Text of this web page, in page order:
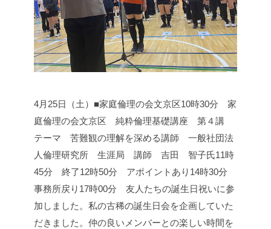
4月25日（土）■家庭倫理の会文京区10時30分 家
庭倫理の会文京区 純粋倫理基礎講座 第４講
テーマ 苦難観の理解を深める講師 一般社団法
人倫理研究所 生涯局 講師 吉田 智子氏11時
45分 終了12時50分 アポイントあり 14時30分
事務所戻り 17時00分 友人たちの誕生日祝いに参
加しました。 私の古稀の誕生日会を企画していた
だきました。仲の良いメンバーとの楽しい時間を